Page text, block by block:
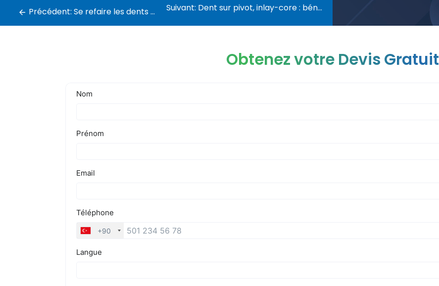
Précédent: Se refaire les dents en Tunisie : Combien coûte implant dentaire ? Suivant: Dent sur pivot, inlay-core : bénéfices et application en restauration dentaire
Obtenez votre Devis Gratuit